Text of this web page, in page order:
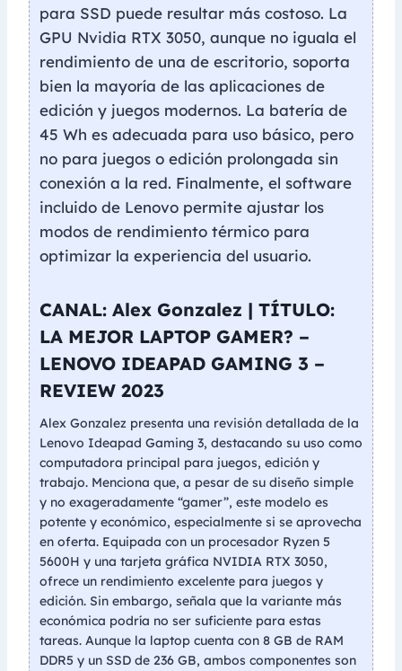
para SSD puede resultar más costoso. La
GPU Nvidia RTX 3050, aunque no iguala el
rendimiento de una de escritorio, soporta
bien la mayoría de las aplicaciones de
edición y juegos modernos. La batería de
45 Wh es adecuada para uso básico, pero
no para juegos o edición prolongada sin
conexión a la red. Finalmente, el software
incluido de Lenovo permite ajustar los
modos de rendimiento térmico para
optimizar la experiencia del usuario.
CANAL: Alex Gonzalez | TÍTULO:
LA MEJOR LAPTOP GAMER? –
LENOVO IDEAPAD GAMING 3 –
REVIEW 2023
Alex Gonzalez presenta una revisión detallada de la
Lenovo Ideapad Gaming 3, destacando su uso como
computadora principal para juegos, edición y
trabajo. Menciona que, a pesar de su diseño simple
y no exageradamente “gamer”, este modelo es
potente y económico, especialmente si se aprovecha
en oferta. Equipada con un procesador Ryzen 5
5600H y una tarjeta gráfica NVIDIA RTX 3050,
ofrece un rendimiento excelente para juegos y
edición. Sin embargo, señala que la variante más
económica podría no ser suficiente para estas
tareas. Aunque la laptop cuenta con 8 GB de RAM
DDR5 y un SSD de 236 GB, ambos componentes son